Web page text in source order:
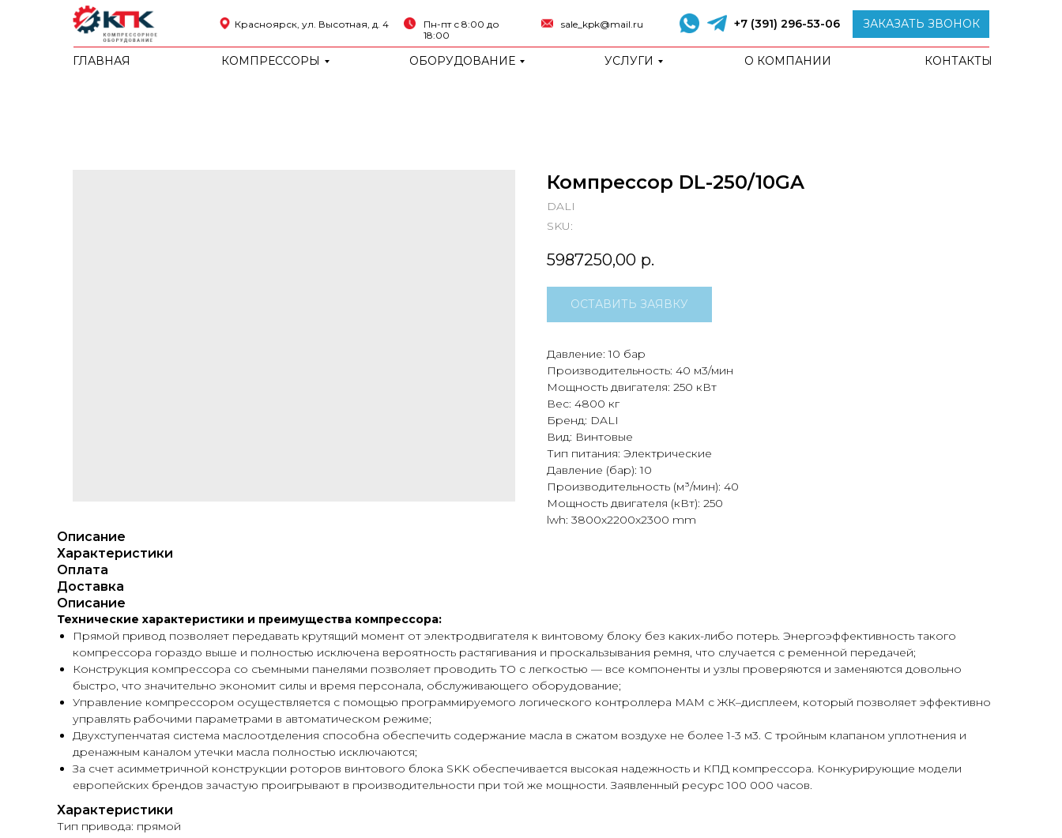
Красноярск, ул. Высотная, д. 4
Пн-пт с 8:00 до
18:00
+7 (391) 296-53-06 ЗАКАЗАТЬ ЗВОНОК
sale_kpk@mail.ru
ГЛАВНАЯ КОМПРЕССОРЫ ОБОРУДОВАНИЕ УСЛУГИ О КОМПАНИИ КОНТАКТЫ
Компрессор DL-250/10GA
DALI
SKU:
5987250,00 р.
ОСТАВИТЬ ЗАЯВКУ
Давление: 10 бар
Производительность: 40 м3/мин
Мощность двигателя: 250 кВт
Вес: 4800 кг
Бренд: DALI
Вид: Винтовые
Тип питания: Электрические
Давление (бар): 10
Производительность (м³/мин): 40
Мощность двигателя (кВт): 250
lwh: 3800x2200x2300 mm
Описание
Характеристики
Оплата
Доставка
Описание
Технические характеристики и преимущества компрессора:
Прямой привод позволяет передавать крутящий момент от электродвигателя к винтовому блоку без каких-либо потерь. Энергоэффективность такого
компрессора гораздо выше и полностью исключена вероятность растягивания и проскальзывания ремня, что случается с ременной передачей;
Конструкция компрессора со съемными панелями позволяет проводить ТО с легкостью — все компоненты и узлы проверяются и заменяются довольно
быстро, что значительно экономит силы и время персонала, обслуживающего оборудование;
Управление компрессором осуществляется с помощью программируемого логического контроллера MAM c ЖК–дисплеем, который позволяет эффективно
управлять рабочими параметрами в автоматическом режиме;
Двухступенчатая система маслоотделения способна обеспечить содержание масла в сжатом воздухе не более 1-3 м3. С тройным клапаном уплотнения и
дренажным каналом утечки масла полностью исключаются;
За счет асимметричной конструкции роторов винтового блока SKK обеспечивается высокая надежность и КПД компрессора. Конкурирующие модели
европейских брендов зачастую проигрывают в производительности при той же мощности. Заявленный ресурс 100 000 часов.
Характеристики
Тип привода: прямой